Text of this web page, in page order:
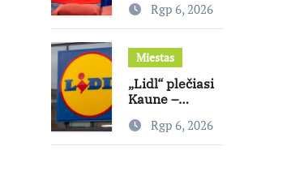
turtą?
Ekspertas
pataria, kaip
pasirinkti
būstą, kuris
generuos grąžą
Rgp 6, 2026
Miestas
„Lidl“ plečiasi
Kaune –
atidaryta jau
20-oji
Rgp 6, 2026